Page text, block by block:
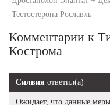
-Тестостерона Рославль
Комментарии к
Кострома
Силвия ответил(а)
Ожидает, что данные